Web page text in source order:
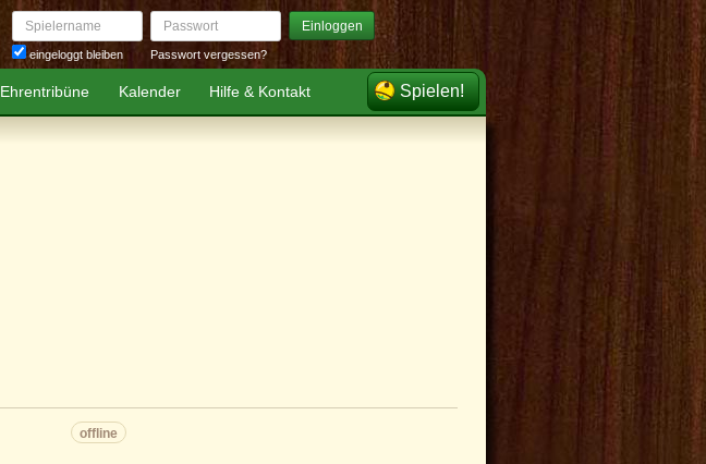
Spielername
eingeloggt bleiben
Passwort Einloggen
Passwort vergessen?
Ehrentribüne Kalender Hilfe & Kontakt Spielen!
offline